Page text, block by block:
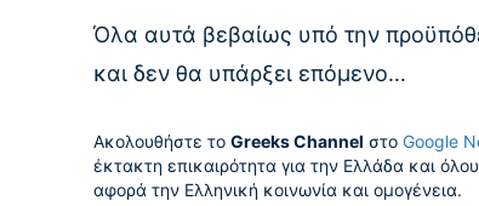
Όλα αυτά βεβαίως υπό την
και δεν θα υπάρξει επόμενο…
Ακολουθήστε το Greeks Channel στο Google
έκτακτη επικαιρότητα για την Ελλάδα και
αφορά την Ελληνική κοινωνία και ομογένεια.